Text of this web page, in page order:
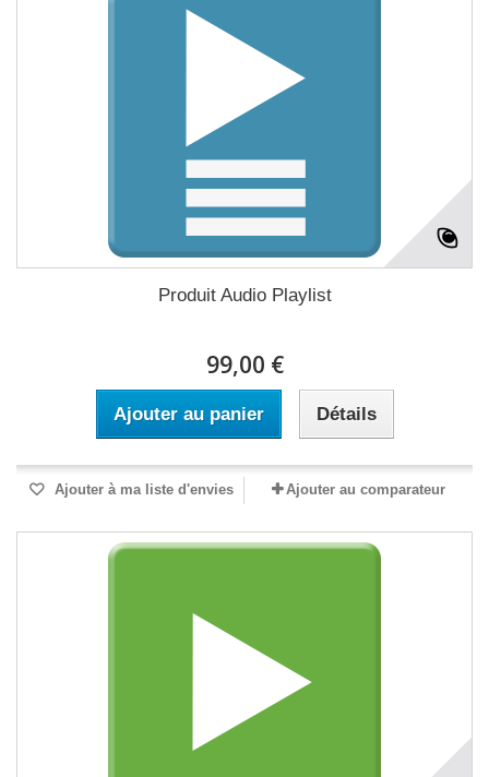
Produit Audio Playlist
99,00 €
Ajouter au panier Détails
Ajouter à ma liste d'envies Ajouter au comparateur